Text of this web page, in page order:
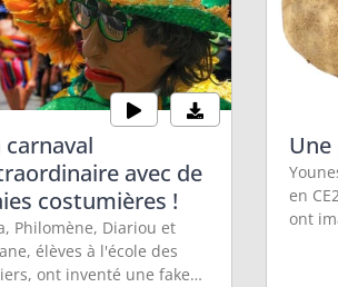
carnaval
avec de
costumières !
Philomène, Diariou et
élèves à l'école des
ont inventé une fake
Une
en
ont